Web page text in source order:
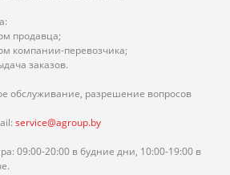
продавца;
компании-перевозчика;
заказов.
обслуживание, разрешение вопросов
service@agroup.by
09:00-20:00 в будние дни, 10:00-19:00 в